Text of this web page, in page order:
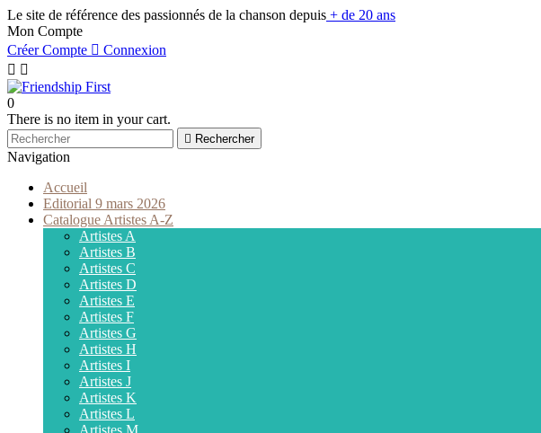
Le site de référence des passionnés de la chanson depuis + de 20 ans
Mon Compte
Créer Compte  Connexion
 
0
There is no item in your cart.
 Rechercher
Navigation
Accueil
Editorial 9 mars 2026
Catalogue Artistes A-Z
Artistes A
Artistes B
Artistes C
Artistes D
Artistes E
Artistes F
Artistes G
Artistes H
Artistes I
Artistes J
Artistes K
Artistes L
Artistes M